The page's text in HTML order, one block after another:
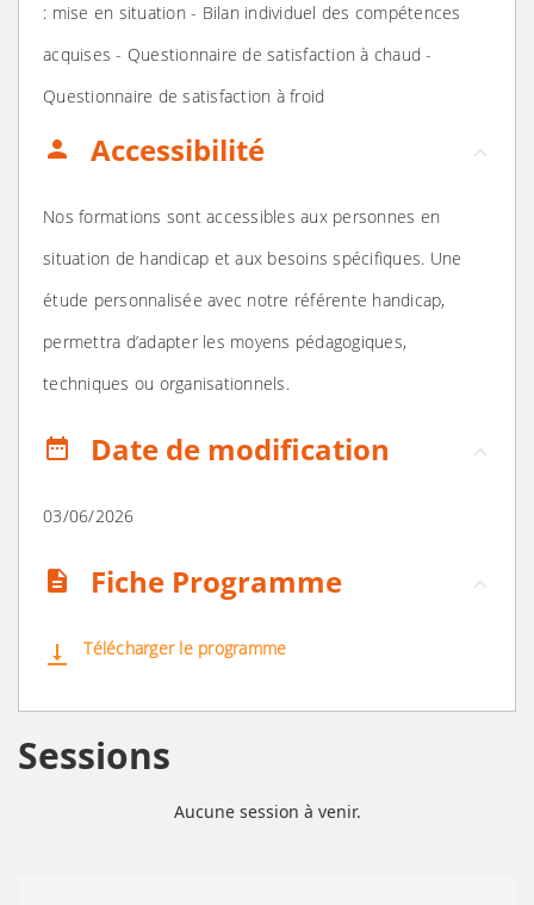
: mise en situation - Bilan individuel des compétences
acquises - Questionnaire de satisfaction à chaud -
Questionnaire de satisfaction à froid
person Accessibilité
Nos formations sont accessibles aux personnes en
situation de handicap et aux besoins spécifiques. Une
étude personnalisée avec notre référente handicap,
permettra d’adapter les moyens pédagogiques,
techniques ou organisationnels.
date_range Date de modification
03/06/2026
description Fiche Programme
vertical_align_bottom Télécharger le programme
Sessions
Aucune session à venir.